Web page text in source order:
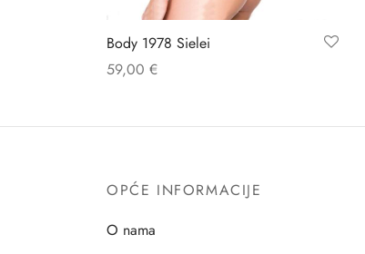
Body 1978 Sielei
59,00 €
OPĆE INFORMACIJE
O nama